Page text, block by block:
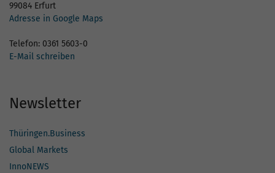
99084 Erfurt
Adresse in Google Maps
Telefon: 0361 5603-0
E-Mail schreiben
Newsletter
Thüringen.Business
Global Markets
InnoNEWS